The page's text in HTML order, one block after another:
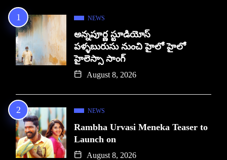
NEWS
అన్నపూర్ణ స్టూడియోస్
పళ్ళబురుసు నుంచి హైలో హైలో
హైలెస్సా సాంగ్
August 8, 2026
NEWS
Rambha Urvasi Meneka Teaser to
Launch on
August 8, 2026